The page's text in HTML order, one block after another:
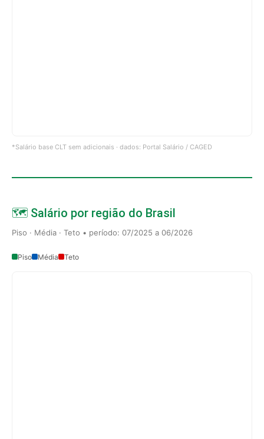
*Salário base CLT sem adicionais · dados: Portal Salário / CAGED
🗺️ Salário por região do Brasil
Piso · Média · Teto • período: 07/2025 a 06/2026
Piso Média Teto